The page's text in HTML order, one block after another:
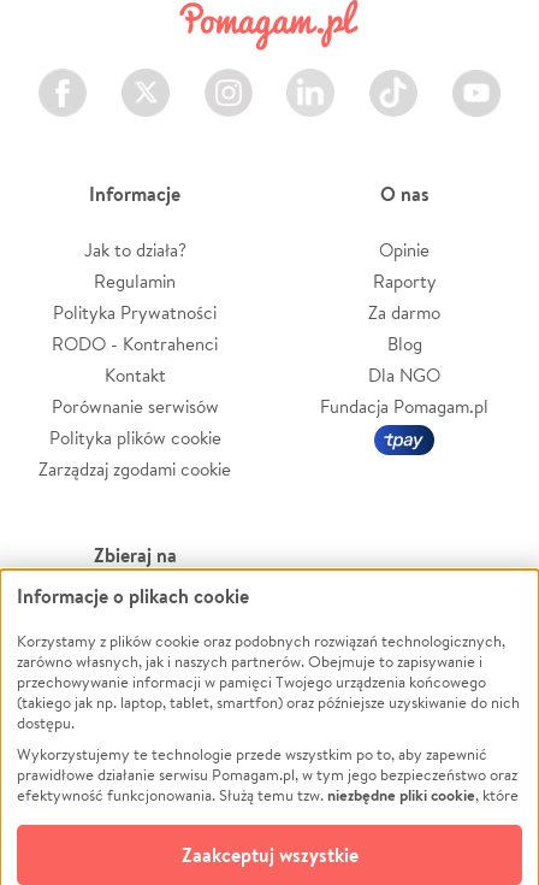
Facebook Twitter Instagram LinkedIn TikTok Youtube
Informacje
Jak to działa?
Regulamin
Polityka Prywatności
RODO - Kontrahenci
Kontakt
Porównanie serwisów
Polityka plików cookie
Zarządzaj zgodami cookie
O nas
Opinie
Raporty
Za darmo
Blog
Dla NGO
Fundacja Pomagam.pl
Zbieraj na
Leczenie
Zwierzęta
Pożar
Ukraina
Pomoc Finansowa
Projekty
Pogrzeb
Społeczność lokalna
Powódź
Wichura
NGO
Edukacja
Podróż
Impreza
Ochrona środowiska
Informacje o plikach cookie
Korzystamy z plików cookie oraz podobnych rozwiązań technologicznych,
zarówno własnych, jak i naszych partnerów. Obejmuje to zapisywanie i
przechowywanie informacji w pamięci Twojego urządzenia końcowego
(takiego jak np. laptop, tablet, smartfon) oraz późniejsze uzyskiwanie do nich
dostępu.
Wykorzystujemy te technologie przede wszystkim po to, aby zapewnić
prawidłowe działanie serwisu Pomagam.pl, w tym jego bezpieczeństwo oraz
efektywność funkcjonowania. Służą temu tzw.niezbędne pliki cookie, które
opcjonalnych plików cookie
technologii do celów analitycznych i retargetingowych. Możesz wyrazić
Zaakceptuj wszystkie